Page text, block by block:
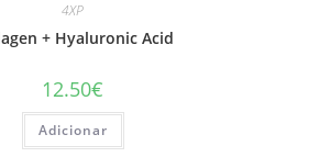
4XP
+ Hyaluronic Acid
12.50€
Adicionar